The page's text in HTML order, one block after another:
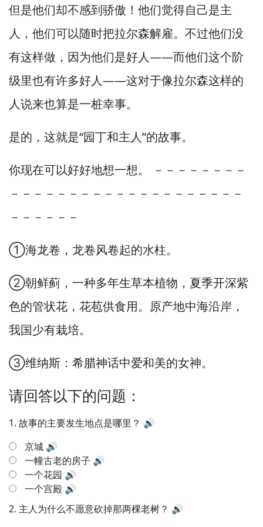
但是他们却不感到骄傲！ 他们觉得自己是主
人， 他们可以随时把拉尔森解雇。 不过他们没
有这样做， 因为他们是好人——而他们这个阶
级里也有许多好人——这对于像拉尔森这样的
人说来也算是一桩幸事。
是的， 这就是“园丁和主人”的故事。
你现在可以好好地想一想。
－－－－－－－－
－－－－－－－－－－－－－－－－－－－－
－－－－－－
①海龙卷， 龙卷风卷起的水柱。
②朝鲜蓟， 一种多年生草本植物， 夏季开深紫
色的管状花， 花苞供食用。 原产地中海沿岸，
我国少有栽培。
③维纳斯：希腊神话中爱和美的女神。
请回答以下的问题：
1. 故事的主要发生地点是哪里？ 🔊
京城 🔊
一幢古老的房子 🔊
一个花园 🔊
一个宫殿 🔊
2. 主人为什么不愿意砍掉那两棵老树？ 🔊